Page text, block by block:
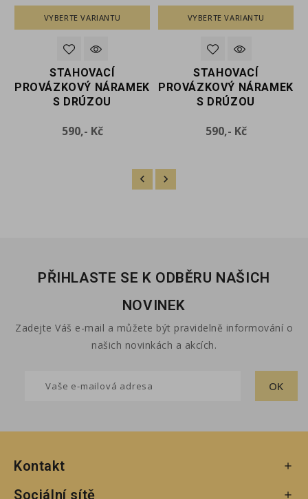
VYBERTE VARIANTU
STAHOVACÍ
PROVÁZKOVÝ NÁRAMEK
S DRÚZOU
590,- KčCena
VYBERTE VARIANTU
STAHOVACÍ
PROVÁZKOVÝ NÁRAMEK
S DRÚZOU
590,- KčCena
PŘIHLASTE SE K ODBĚRU NAŠICH
NOVINEK
Zadejte Váš e-mail a můžete být pravidelně informování o
našich novinkách a akcích.
Kontakt 
Sociální sítě 